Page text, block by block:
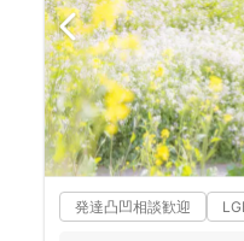
発達凸凹相談歓迎